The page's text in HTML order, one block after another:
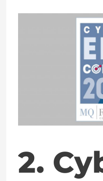
2.
Microsoft
Microsoft